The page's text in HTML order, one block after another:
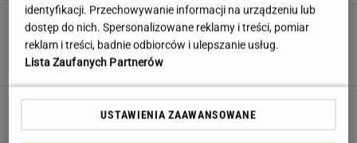
Partnerka Litewki po jego
śmierci: Niektórzy zlecieli się jak sępy
SUBSKRYPCJA
odcinkowe pomiary prędkości. Polski program
identyfikacji. Przechowywanie informacji na urządzeniu lub
dostęp do nich. Spersonalizowane reklamy i treści, pomiar
reklam i treści, badnie odbiorców i ulepszanie usług.
Lista Zaufanych Partnerów
USTAWIENIA ZAAWANSOWANE